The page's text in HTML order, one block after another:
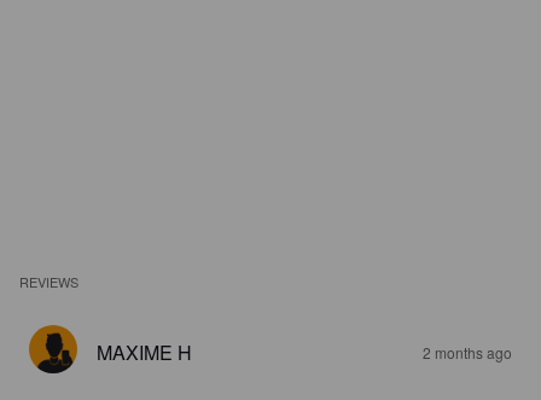
REVIEWS
MAXIME H 2 months ago